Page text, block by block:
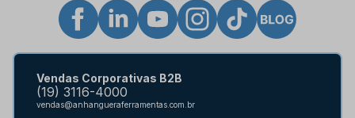
Vendas Corporativas B2B
(19) 3116-4000
vendas@anhangueraferramentas.com.br